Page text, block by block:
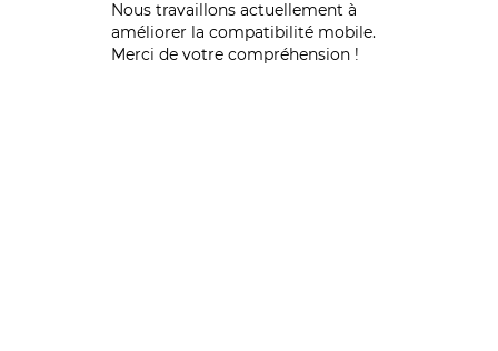
Nous travaillons actuellement à
améliorer la compatibilité mobile.
Merci de votre compréhension !